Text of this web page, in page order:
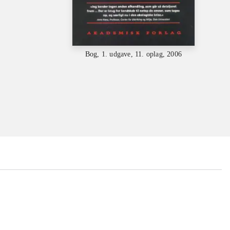
Bog, 1. udgave, 11. oplag, 2006